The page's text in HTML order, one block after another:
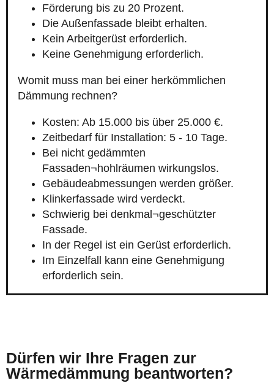
Förderung bis zu 20 Prozent.
Die Außenfassade bleibt erhalten.
Kein Arbeitgerüst erforderlich.
Keine Genehmigung erforderlich.
Womit muss man bei einer herkömmlichen
Dämmung rechnen?
Kosten: Ab 15.000 bis über 25.000 €.
Zeitbedarf für Installation: 5 - 10 Tage.
Bei nicht gedämmten
Fassaden¬hohlräumen wirkungslos.
Gebäudeabmessungen werden größer.
Klinkerfassade wird verdeckt.
Schwierig bei denkmal¬geschützter
Fassade.
In der Regel ist ein Gerüst erforderlich.
Im Einzelfall kann eine Genehmigung
erforderlich sein.
Dürfen wir Ihre Fragen zur
Wärmedämmung beantworten?